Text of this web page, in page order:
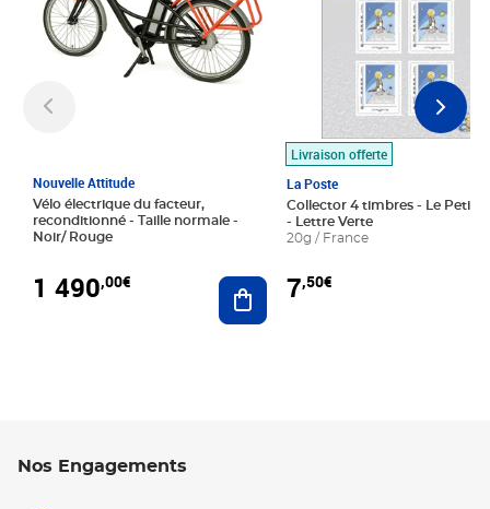
Nouvelle Attitude
Vélo électrique du facteur,
reconditionné - Taille normale -
Noir/ Rouge
1 490,00€ Ajouter au panier
Livraison offerte
La Poste
Collector 4 timbres - Le Petit
- Lettre Verte
20g / France
7,50€
Nos Engagements